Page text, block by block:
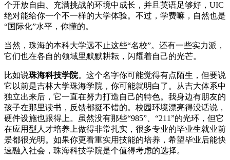
个开放自由、充满挑战的环境中成长，并且英语足够好，UIC
绝对能给你一个不一样的大学体验。不过，学费嘛，自然也是
“国际化”水平，你懂的。
当然，珠海的本科大学远不止这些“名校”。还有一些实力派，
它们也在各自的领域里默默耕耘，闪耀着自己的光芒。
比如说珠海科技学院。这个名字你可能觉得有点陌生，但要说
它以前是吉林大学珠海学院，你可能就明白了。从吉大体系中
独立出来后，它一直在努力打造自己的特色。我身边有朋友的
孩子在那里读书，反馈都挺不错的。校园环境漂亮得没话说，
硬件设施也跟得上。虽然没有那些“985”、“211”的光环，但它
在应用型人才培养上做得非常扎实，很多专业的毕业生就业前
景都很光明。如果你更看重实用技能的培养，希望毕业后能快
速融入社会，珠海科技学院是个值得考虑的选择。